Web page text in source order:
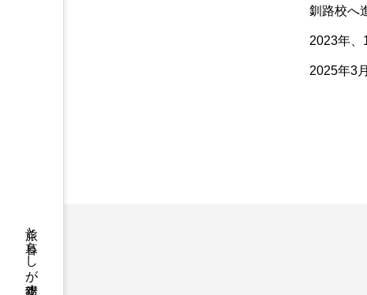
旅と暮らしが交錯する共創拠点
釧路校へ
2023年、
2025年3